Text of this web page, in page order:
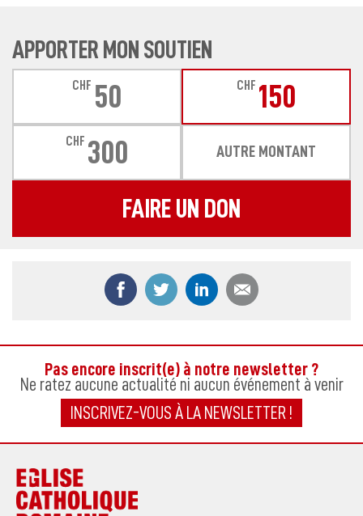
APPORTER MON SOUTIEN
CHF 50 CHF 150
CHF 300 AUTRE MONTANT
FAIRE UN DON
Partager ce contenu sur Facebook
Partager ce contenu sur Twitter
Partager ce contenu
Pas encore inscrit(e) à notre newsletter ?
Ne ratez aucune actualité ni aucun événement à venir
INSCRIVEZ-VOUS À LA NEWSLETTER !